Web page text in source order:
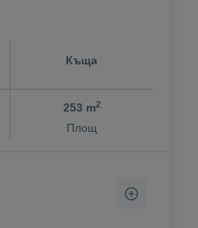
Къща
253 m2
Площ